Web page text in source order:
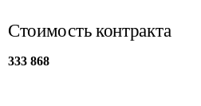
Стоимость контракта
333 868